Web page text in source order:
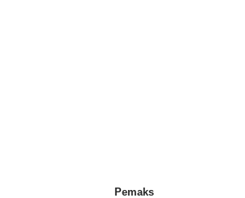
Pemaks